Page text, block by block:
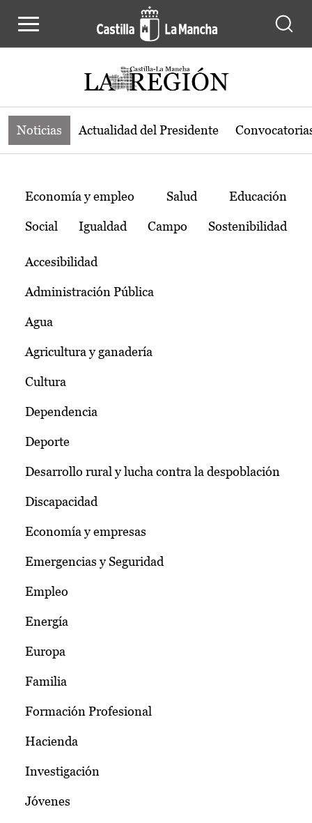
Noticias de la región de Castilla-La
Noticias Actualidad del Presidente
Temas
Economía y empleo Salud Educación
Social Igualdad Campo Sostenibilidad
Accesibilidad
Administración Pública
Agua
Agricultura y ganadería
Cultura
Dependencia
Deporte
Desarrollo rural y lucha contra la despoblación
Discapacidad
Economía y empresas
Emergencias y Seguridad
Empleo
Energía
Europa
Familia
Formación Profesional
Hacienda
Investigación
Jóvenes